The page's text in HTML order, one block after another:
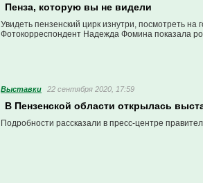
Пенза, которую вы не видели
Увидеть пензенский цирк изнутри, посмотреть
Фотокорреспондент Надежда Фомина показала
Выставки 22 сентября 2020, 17:59
В Пензенской области открылась
Подробности рассказали в пресс-центре